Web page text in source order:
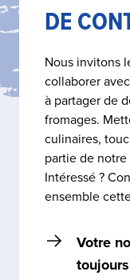
DE
Nous invitons
collaborer
à partager de
fromages.
culinaires,
partie de
Intéressé ?
ensemble
Votre